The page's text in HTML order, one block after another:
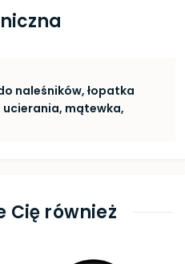
naleśników, łopatka
ucierania, mątewka,
Cię również